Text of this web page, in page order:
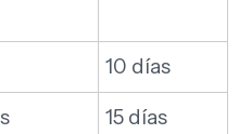
10 días
15 días